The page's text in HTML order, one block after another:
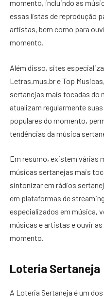
momento, incluindo as
essas listas de reprodução
artistas, bem como para
momento.
Além disso, sites
Letras.mus.br e Top
sertanejas mais tocadas do
atualizam regularmente
populares do momento,
tendências da música
Em resumo, existem várias
músicas sertanejas mais
sintonizar em rádios
em plataformas de
especializados em música,
músicas e artistas e ouvir
momento.
Loteria Sertaneja
A Loteria Sertaneja é um